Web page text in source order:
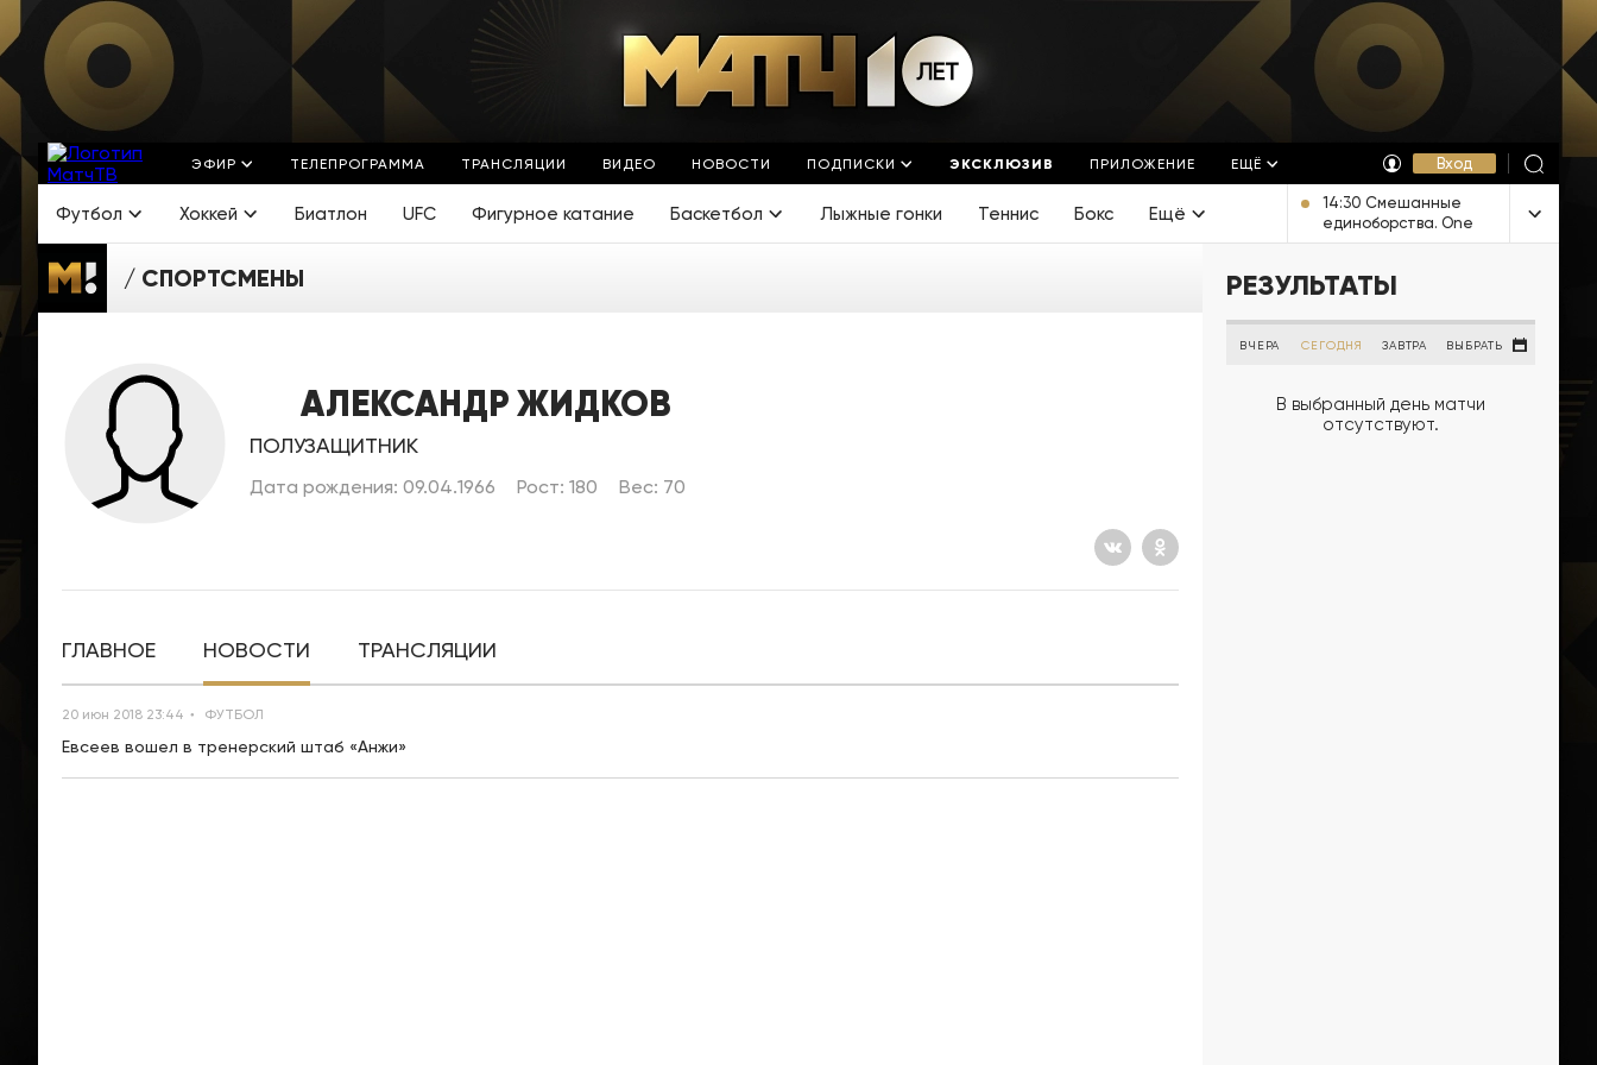
ЭФИР ТЕЛЕПРОГРАММА ТРАНСЛЯЦИИ ВИДЕО НОВОСТИ ПОДПИСКИ ЭКСКЛЮЗИВ ПРИЛОЖЕНИЕ ЕЩЁ Вход
Футбол Хоккей Биатлон UFC Фигурное катание Баскетбол Лыжные гонки Теннис Бокс Ещё
14:30 Смешанные
единоборства. One
FC. Прямая
Таиланда
СПОРТСМЕНЫ
АЛЕКСАНДР ЖИДКОВ
ПОЛУЗАЩИТНИК
Дата рождения: 09.04.1966 Рост: 180 Вес: 70
ГЛАВНОЕ НОВОСТИ ТРАНСЛЯЦИИ
20 июн 2018 23:44 ФУТБОЛ
Евсеев вошел в тренерский штаб «Анжи»
РЕЗУЛЬТАТЫ
ВЧЕРА СЕГОДНЯ ЗАВТРА ВЫБРАТЬ
В выбранный день матчи
отсутствуют.